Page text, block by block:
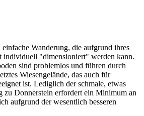
einfache Wanderung, die aufgrund ihres
individuell "dimensioniert" werden kann.
sind problemlos und führen durch
Wiesengelände, das auch für
ist. Lediglich der schmale, etwas
zu Donnerstein erfordert ein Minimum an
aufgrund der wesentlich besseren